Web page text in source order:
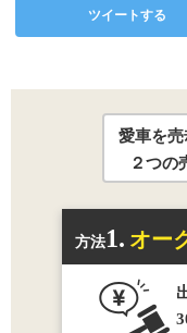
ツイートする
愛車を売
２つの
方法1. オー